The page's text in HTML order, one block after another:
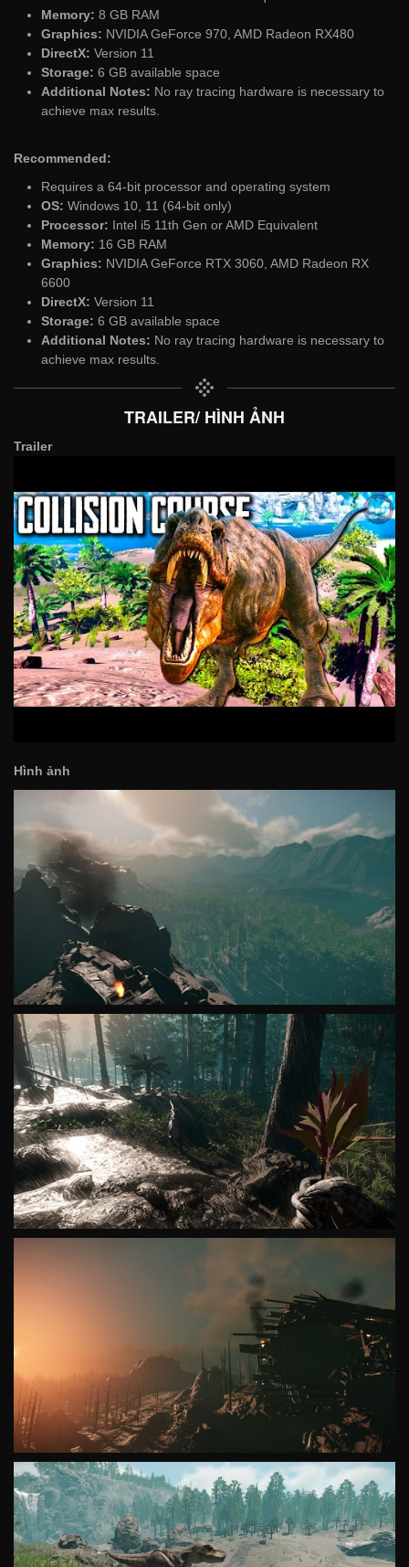
Memory: 8 GB RAM
Graphics: NVIDIA GeForce 970, AMD Radeon RX480
DirectX: Version 11
Storage: 6 GB available space
Additional Notes: No ray tracing hardware is necessary to
achieve max results.
Recommended:
Requires a 64-bit processor and operating system
OS: Windows 10, 11 (64-bit only)
Processor: Intel i5 11th Gen or AMD Equivalent
Memory: 16 GB RAM
Graphics: NVIDIA GeForce RTX 3060, AMD Radeon RX
6600
DirectX: Version 11
Storage: 6 GB available space
Additional Notes: No ray tracing hardware is necessary to
achieve max results.
TRAILER/ HÌNH ẢNH
Trailer
Hình ảnh